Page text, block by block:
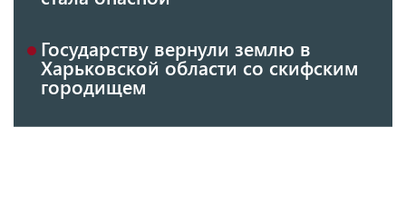
Государству вернули землю в
Харьковской области со скифским
городищем